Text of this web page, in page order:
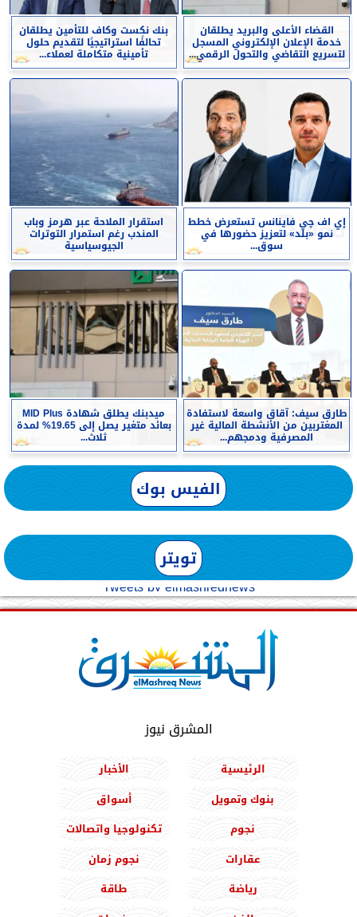
القضاء الأعلى والبريد يطلقان
خدمة الإعلان الإلكتروني المسجل
لتسريع التقاضي والتحول الرقمي...
بنك نكست وكاف للتأمين يطلقان
تحالفًا استراتيجيًا لتقديم حلول
تأمينية متكاملة لعملاء...
إي اف چي فاينانس تستعرض خطط
نمو «بلد» لتعزيز حضورها في
سوق...
استقرار الملاحة عبر هرمز وباب
المندب رغم استمرار التوترات
الجيوسياسية
طارق سيف: آقاق واسعة لاستفادة
المغتربين من الأنشطة المالية غير
المصرفية ودمجهم...
ميدبنك يطلق شهادة MID Plus
بعائد متغير يصل إلى 19.65% لمدة
ثلاث...
الفيس بوك
تويتر
Tweets by elmashreqnews
المشرق نيوز
الرئيسية
الأخبار
بنوك وتمويل
أسواق
نجوم
تكنولوجيا واتصالات
عقارات
نجوم زمان
رياضة
طاقة